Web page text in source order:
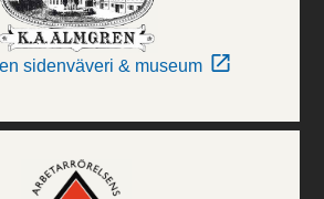
sidenväveri & museum